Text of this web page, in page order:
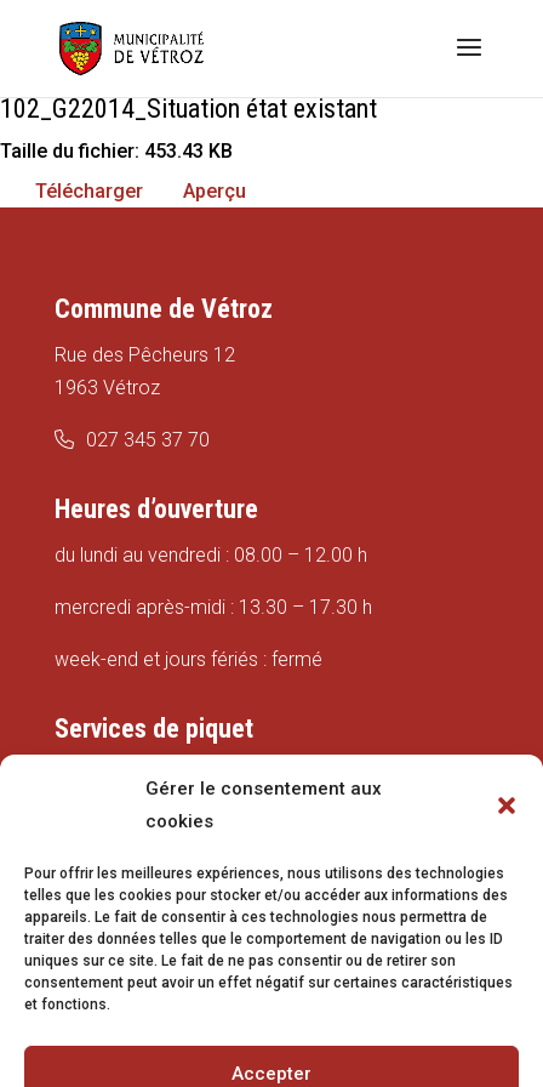
Gérer le consentement aux
cookies
Pour offrir les meilleures expériences, nous utilisons des technologies
telles que les cookies pour stocker et/ou accéder aux informations des
appareils. Le fait de consentir à ces technologies nous permettra de
traiter des données telles que le comportement de navigation ou les ID
uniques sur ce site. Le fait de ne pas consentir ou de retirer son
consentement peut avoir un effet négatif sur certaines caractéristiques
et fonctions.
Accepter
102_G22014_Situation état existant
Taille du fichier: 453.43 KB
Télécharger
Aperçu
Commune de Vétroz
Rue des Pêcheurs 12
1963 Vétroz
027 345 37 70
Heures d’ouverture
du lundi au vendredi : 08.00 – 12.00 h
mercredi après-midi : 13.30 – 17.30 h
week-end et jours fériés : fermé
Services de piquet
079 337 66 42
eaux@vetroz.ch
Travaux publics
079 213 92 08